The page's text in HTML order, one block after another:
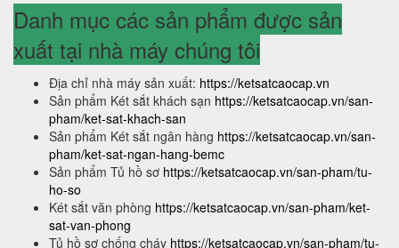
Danh mục các sản phẩm được sản
xuất tại nhà máy chúng tôi
Địa chỉ nhà máy sản xuất: https://ketsatcaocap.vn
Sản phẩm Két sắt khách sạn https://ketsatcaocap.vn/san-
pham/ket-sat-khach-san
Sản phẩm Két sắt ngân hàng https://ketsatcaocap.vn/san-
pham/ket-sat-ngan-hang-bemc
Sản phẩm Tủ hồ sơ https://ketsatcaocap.vn/san-pham/tu-
ho-so
Két sắt văn phòng https://ketsatcaocap.vn/san-pham/ket-
sat-van-phong
Tủ hồ sơ chống cháy https://ketsatcaocap.vn/san-pham/tu-